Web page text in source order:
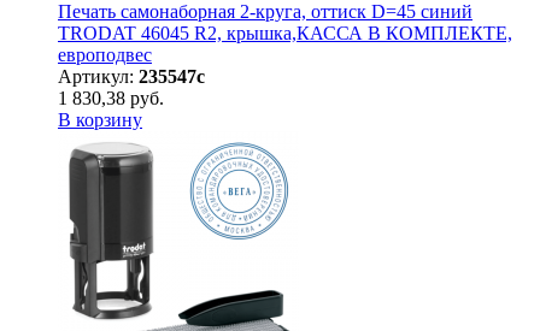
Печать самонаборная 2-круга, оттиск D=45 синий
TRODAT 46045 R2, крышка,КАССА В КОМПЛЕКТЕ,
европодвес
Артикул: 235547с
1 830,38 руб.
В корзину